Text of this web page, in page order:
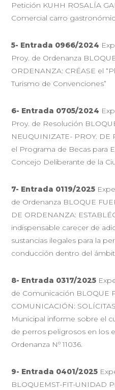
Petición KUHH ROSALÍA
Comercial carro
5- Entrada 0966/2024
Proy. de Ordenanza
ORDENANZA: CRÉASE el
Turismo de Convenciones”
6- Entrada 0705/2024
Proy. de Resolución
NEUQUINIZATE- PROY. DE
el Programa de Becas para
Concejo Deliberante de la
7- Entrada 0119/2025
de Ordenanza BLOQUE
DE ORDENANZA:
indispensable carecer de
sustancias ilegales para la
conducción dentro del
8- Entrada 0317/2025
de Comunicación BLOQUE
COMUNICACIÓN:
Municipal informe sobre el
de perros peligrosos en los
Ordenanza Nº 11036.
9- Entrada 0401/2025
BLOQUEMST-FIT-UNIDAD